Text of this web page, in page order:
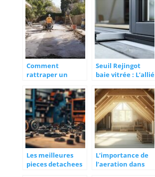
votre maison
Comment
rattraper un
raté : 5
techniques
professionnelles
pour sauver votre
terrasse
Seuil Rejingot
baie vitrée : L’allié
votre isolation
thermique
Les meilleures
pieces detachees
L’importance de
l’aeration dans